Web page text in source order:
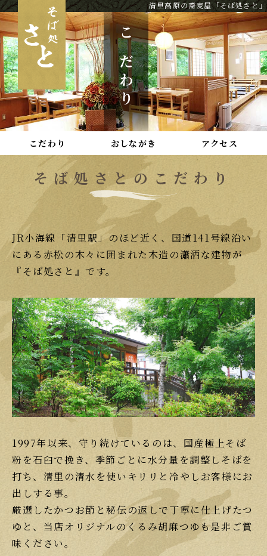
清里高原の蕎麦屋「そば処さと」
こだわり
こだわり おしながき アクセス
そば処さとのこだわり
JR小海線「清里駅」のほど近く、国道141号線沿い
にある赤松の木々に囲まれた木造の瀟洒な建物が
『そば処さと』です。
1997年以来、守り続けているのは、国産極上そば
粉を石臼で挽き、季節ごとに水分量を調整しそばを
打ち、清里の清水を使いキリリと冷やしお客様にお
出しする事。
厳選したかつお節と秘伝の返しで丁寧に仕上げたつ
ゆと、当店オリジナルのくるみ胡麻つゆも是非ご賞
味ください。